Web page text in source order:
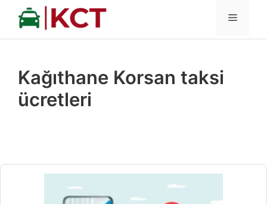
İçeriğe
MENÜ
Kağıthane Korsan taksi
ücretleri